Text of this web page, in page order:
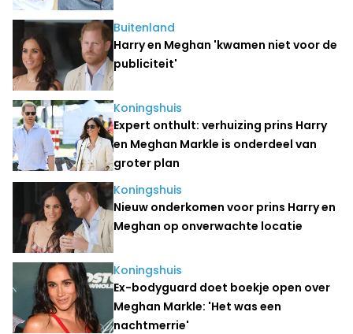
Buitenland
Harry en Meghan 'kwamen niet voor de
publiciteit'
Koningshuis
Expert onthult: verhuizing prins Harry
en Meghan Markle is onderdeel van
groter plan
Koningshuis
Nieuw onderkomen voor prins Harry en
Meghan op onverwachte locatie
Koningshuis
Ex-bodyguard doet boekje open over
Meghan Markle: 'Het was een
nachtmerrie'